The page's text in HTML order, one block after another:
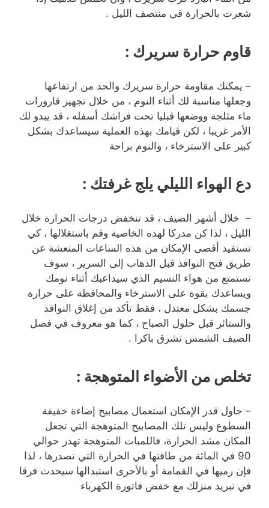
شعرت بالحرارة في منتصف الليل .
قاوم حرارة سريرك :
– يمكنك مقاومة حرارة سريرك والحد من ارتفاعها
وجعلها مناسبة لك أثناء النوم ، من خلال تجهيز قارورات
ماء مثلجة ووضعها قبليا تحت فراشك أسفله ، قد يبدو لك
الأمر غريبا ، لكن قيامك بهذه العملية سيساعدك بشكل
كبير على الاسترخاء ، والنوم براحة
دع الهواء الليلي يلج غرفتك :
– خلال أشهر الصيف ، قد تنخفض درجات الحرارة خلال
الليل ، لذا كن مدركا لهذه الخاصية وقم باستغلالها ، كي
تستفيد أقصى الإمكان من هذه الساعات المنعشة عن
طريق فتح النوافذ قبل الذهاب إلى السرير ، سوف
تستمتع من هواء النسيم الذي سيداعبك أثناء نومك
ويساعدك بقوة على الاسترخاء والمحافظة على حرارة
جسمك بشكل معتدل ، فقط تأكد من إغلاق النوافذ
والستائر قبل حلول الصباح ، كما هو معروف في فصل
الصيف الشمس تشرق باكرا .
تخلص من الأضواء المتوهجة :
– حاول قدر الإمكان استعمال مصابيح إضاءة خفيفة
السطوع وليس تلك المصابيح المتوهجة التي تجعل
المكان مشد الحرارة، فاللمبات المتوهجة تهدر حوالي
90 في المائة من طاقتها في الحرارة التي تصدرها ، لذا
فإن رميها في القمامة أو بالأحرى استبدالها سيحدث فرقا
في تبريد منزلك مع خفض فاتورة الكهرباء